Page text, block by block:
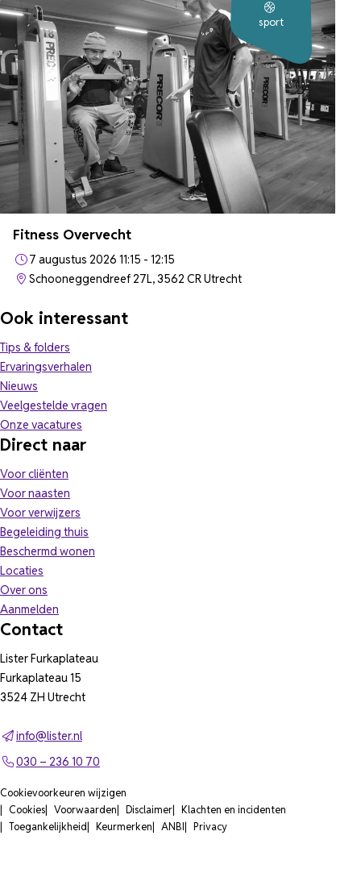
sport
Fitness Overvecht
7 augustus 2026 11:15 - 12:15
Schooneggendreef 27L, 3562 CR Utrecht
Ook interessant
Tips & folders
Ervaringsverhalen
Nieuws
Veelgestelde vragen
Onze vacatures
Direct naar
Voor cliënten
Voor naasten
Voor verwijzers
Begeleiding thuis
Beschermd wonen
Locaties
Over ons
Aanmelden
Contact
Lister Furkaplateau
Furkaplateau 15
3524 ZH Utrecht
info@lister.nl
030 – 236 10 70
Cookievoorkeuren wijzigen
Cookies
Voorwaarden Disclaimer
Klachten en incidenten
Toegankelijkheid
Keurmerken ANBI Privacy